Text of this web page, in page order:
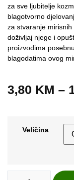
za sve ljubitelje
blagotvorno
za stvaranje
doživljaj njege i
proizvodima
blagodatima ovog
3,80 KM –
Veličina